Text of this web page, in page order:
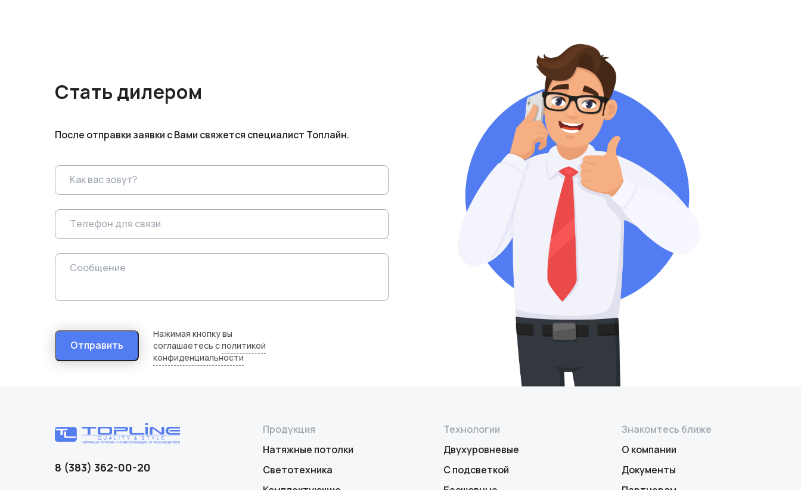
Стать дилером
После отправки заявки с Вами свяжется специалист Топлайн.
Отправить
Нажимая кнопку вы
соглашаетесь сполитикой
конфиденциальности
8 (383) 362-00-20
Продукция
Натяжные потолки
Светотехника
Технологии
Двухуровневые
С подсветкой
Знакомтесь ближе
О компании
Документы